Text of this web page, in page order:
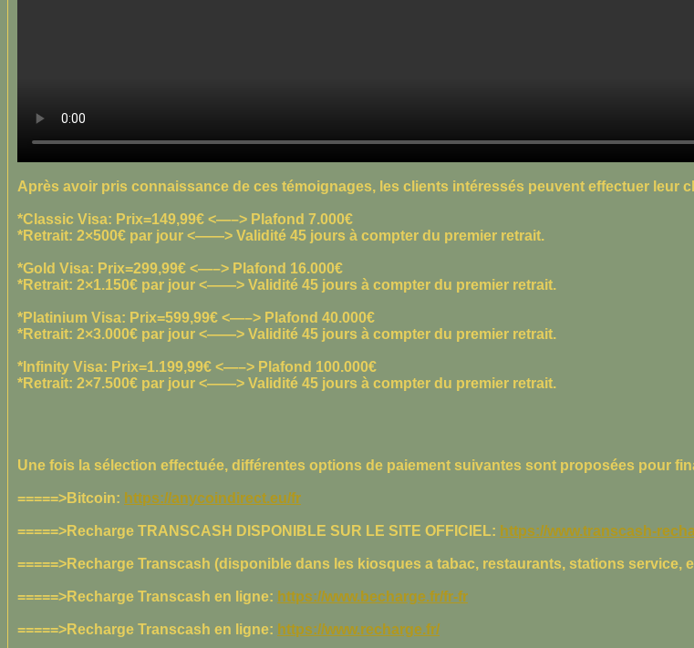
❌ Peur des
Envie d’une vraie
Après avoir pris connaissance de ces témoignages, les clients intéressés peuvent effectuer leur
*Classic Visa: Prix=149,99€ <—–> Plafond 7.000€
*Retrait: 2×500€ par jour <——> Validité 45 jours à compter du premier retrait.
*Gold Visa: Prix=299,99€ <—–> Plafond 16.000€
*Retrait: 2×1.150€ par jour <——> Validité 45 jours à compter du premier retrait.
*Platinium Visa: Prix=599,99€ <—–> Plafond 40.000€
*Retrait: 2×3.000€ par jour <——> Validité 45 jours à compter du premier retrait.
*Infinity Visa: Prix=1.199,99€ <—–> Plafond 100.000€
*Retrait: 2×7.500€ par jour <——> Validité 45 jours à compter du premier retrait.
Une fois la sélection effectuée, différentes options de paiement suivantes sont proposées pour
=====>Bitcoin: https://anycoindirect.eu/fr
=====>Recharge TRANSCASH DISPONIBLE SUR LE SITE OFFICIEL: https://www.transcash-
=====>Recharge Transcash (disponible dans les kiosques a tabac, restaurants, stations service,
=====>Recharge Transcash en ligne: https://www.becharge.fr/fr-fr
=====>Recharge Transcash en ligne: https://www.recharge.fr/